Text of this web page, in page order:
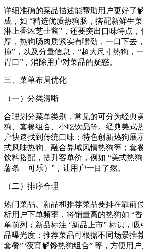
详细准确的菜品描述能帮助用户更好了
成，如 “精选优质热狗肠，搭配新鲜生
淋上香浓芝士酱”，还要突出口味特点，
厚，热狗肠肉质紧实有嚼劲，一口下去
撞”，以及分量信息，“超大尺寸热狗，
胃口”，消除用户对菜品的疑惑。​
三、菜单布局优化​
（一）分类清晰​
合理划分菜单类别，常见的可分为经典
狗、套餐组合、小吃饮品等。经典美式
户快速找到传统口味；特色创新热狗展
式风味热狗、融合异域风情热狗等；套
饮料搭配，提升客单价，例如 “美式热
薯条 + 可乐）”，让用户一目了然。​
（二）排序合理​
热门菜品、新品和推荐菜品要排在靠前
析用户下单频率，将销量高的热狗如 “
单前列；新品标注 “新品上市” 标识，
品曝光度；推荐菜品可根据不同场景推
套餐”“夜宵解馋热狗组合” 等，方便用户